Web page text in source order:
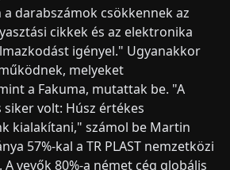
darabszámok csökkennek az
cikkek és az elektronika
igényel." Ugyanakkor
melyeket
a Fakuma, mutattak be. "A
siker volt: Húsz értékes
kialakítani," számol be Martin
57%-kal a TR PLAST nemzetközi
vevők 80%-a német cég globális